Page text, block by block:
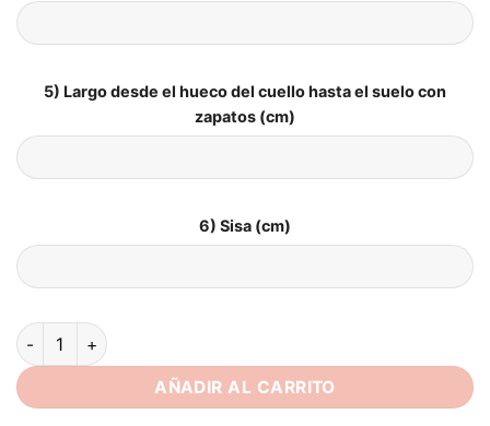
5) Largo desde el hueco del cuello hasta el suelo con
zapatos (cm)
6) Sisa (cm)
Vestido de Novia Sencillos Talla Grandes cantidad
AÑADIR AL CARRITO